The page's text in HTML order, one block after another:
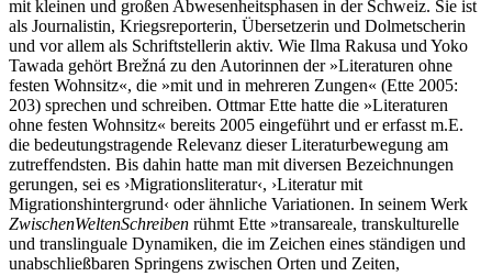
mit kleinen und großen Abwesenheitsphasen in der Schweiz. Sie ist
als Journalistin, Kriegsreporterin, Übersetzerin und Dolmetscherin
und vor allem als Schriftstellerin aktiv. Wie Ilma Rakusa und Yoko
Tawada gehört Brežná zu den Autorinnen der »Literaturen ohne
festen Wohnsitz«, die »mit und in mehreren Zungen« (Ette 2005:
203) sprechen und schreiben. Ottmar Ette hatte die »Literaturen
ohne festen Wohnsitz« bereits 2005 eingeführt und er erfasst m.E.
die bedeutungstragende Relevanz dieser Literaturbewegung am
zutreffendsten. Bis dahin hatte man mit diversen Bezeichnungen
gerungen, sei es ›Migrationsliteratur‹, ›Literatur mit
Migrationshintergrund‹ oder ähnliche Variationen. In seinem Werk
ZwischenWeltenSchreiben rühmt Ette »transareale, transkulturelle
und translinguale Dynamiken, die im Zeichen eines ständigen und
unabschließbaren Springens zwischen Orten und Zeiten,